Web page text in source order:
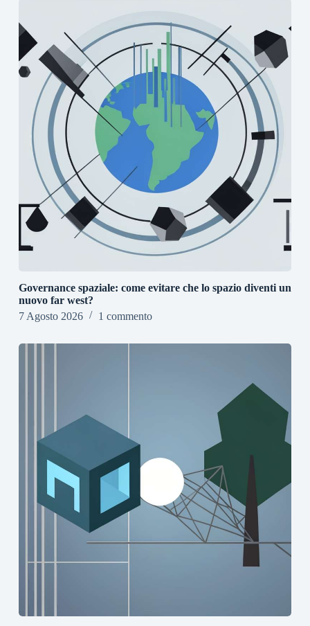
Governance spaziale: come evitare che lo spazio diventi un
nuovo far west?
7 Agosto 2026
1 commento